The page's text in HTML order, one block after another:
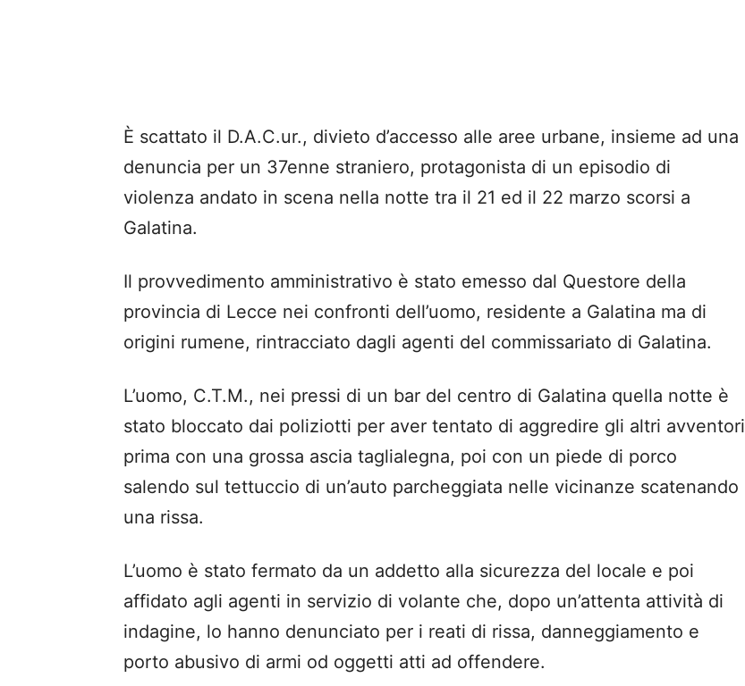
È scattato il D.A.C.ur., divieto d’accesso alle aree urbane, insieme ad una
denuncia per un 37enne straniero, protagonista di un episodio di
violenza andato in scena nella notte tra il 21 ed il 22 marzo scorsi a
Galatina.
Il provvedimento amministrativo è stato emesso dal Questore della
provincia di Lecce nei confronti dell’uomo, residente a Galatina ma di
origini rumene, rintracciato dagli agenti del commissariato di Galatina.
L’uomo, C.T.M., nei pressi di un bar del centro di Galatina quella notte è
stato bloccato dai poliziotti per aver tentato di aggredire gli altri avventori
prima con una grossa ascia taglialegna, poi con un piede di porco
salendo sul tettuccio di un’auto parcheggiata nelle vicinanze scatenando
una rissa.
L’uomo è stato fermato da un addetto alla sicurezza del locale e poi
affidato agli agenti in servizio di volante che, dopo un’attenta attività di
indagine, lo hanno denunciato per i reati di rissa, danneggiamento e
porto abusivo di armi od oggetti atti ad offendere.